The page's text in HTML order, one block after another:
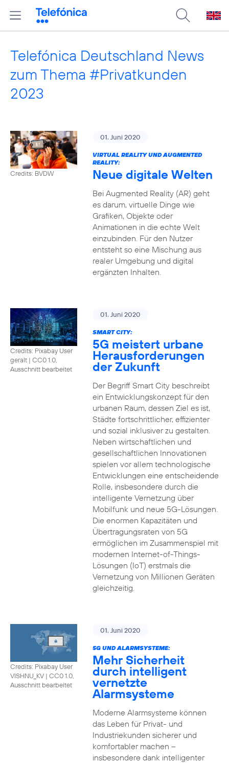
Telefónica Deutschland News
zum Thema #Privatkunden
2023
Credits: BVDW
01. Juni 2020
VIRTUAL REALITY UND AUGMENTED
REALITY:
Neue digitale Welten
Bei Augmented Reality (AR) geht
es darum, virtuelle Dinge wie
Grafiken, Objekte oder
Animationen in die echte Welt
einzubinden. Für den Nutzer
entsteht so eine Mischung aus
realer Umgebung und digital
ergänzten Inhalten.
Credits: Pixabay User
geralt | CC0 1.0,
Ausschnitt bearbeitet
01. Juni 2020
SMART CITY:
5G meistert urbane
Herausforderungen
der Zukunft
Der Begriff Smart City beschreibt
ein Entwicklungskonzept für den
urbanen Raum, dessen Ziel es ist,
Städte fortschrittlicher, effizienter
und sozial inklusiver zu gestalten.
Neben wirtschaftlichen und
gesellschaftlichen Innovationen
spielen vor allem technologische
Entwicklungen eine entscheidende
Rolle, insbesondere durch die
intelligente Vernetzung über
Mobilfunk und neue 5G-Lösungen.
Die enormen Kapazitäten und
Übertragungsraten von 5G
ermöglichen im Zusammenspiel mit
modernen Internet-of-Things-
Lösungen (IoT) erstmals die
Vernetzung von Millionen Geräten
gleichzeitig.
Credits: Pixabay User
VISHNU_KV | CC0 1.0,
Ausschnitt bearbeitet
01. Juni 2020
5G UND ALARMSYSTEME:
Mehr Sicherheit
durch intelligent
vernetzte
Alarmsysteme
Moderne Alarmsysteme können
das Leben für Privat- und
Industriekunden sicherer und
komfortabler machen –
insbesondere dank intelligenter